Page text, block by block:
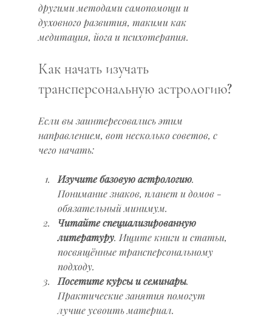
другими методами самопомощи и
духовного развития, такими как
медитация, йога и психотерапия.
Как начать изучать
трансперсональную астрологию?
Если вы заинтересовались этим
направлением, вот несколько советов, с
чего начать:
Изучите базовую астрологию.
Понимание знаков, планет и домов -
обязательный минимум.
Читайте специализированную
литературу. Ищите книги и статьи,
посвящённые трансперсональному
подходу.
Посетите курсы и семинары.
Практические занятия помогут
лучше усвоить материал.